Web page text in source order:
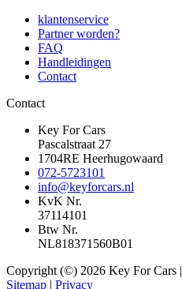
klantenservice
Partner worden?
FAQ
Handleidingen
Contact
Contact
Key For Cars
Pascalstraat 27
1704RE Heerhugowaard
072-5723101
info@keyforcars.nl
KvK Nr.
37114101
Btw Nr.
NL818371560B01
Copyright (©) 2026 Key For Cars |
Sitemap | Privacy